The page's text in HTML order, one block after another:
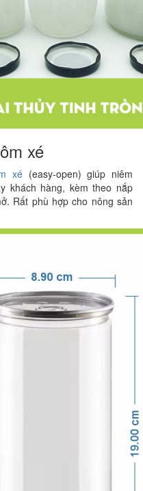
xé
xé (easy-open) giúp niêm
khách hàng, kèm theo nắp
Rất phù hợp cho nông sản